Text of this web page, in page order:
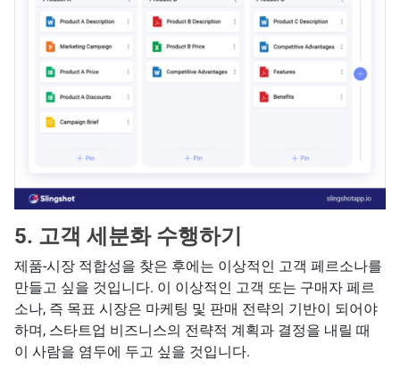
5. 고객 세분화 수행하기
제품-시장 적합성을 찾은 후에는 이상적인 고객 페르소나를
만들고 싶을 것입니다. 이 이상적인 고객 또는 구매자 페르
소나, 즉 목표 시장은 마케팅 및 판매 전략의 기반이 되어야
하며, 스타트업 비즈니스의 전략적 계획과 결정을 내릴 때
이 사람을 염두에 두고 싶을 것입니다.